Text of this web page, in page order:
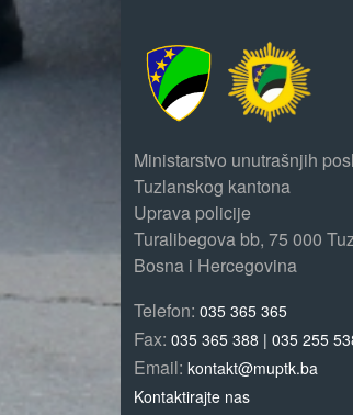
Ministarstvo unutrašnjih
Tuzlanskog kantona
Uprava policije
Turalibegova bb, 75 000
Bosna i Hercegovina
Telefon: 035 365 365
Fax: 035 365 388 | 035 255
Email: kontakt@muptk.ba
Kontaktirajte nas